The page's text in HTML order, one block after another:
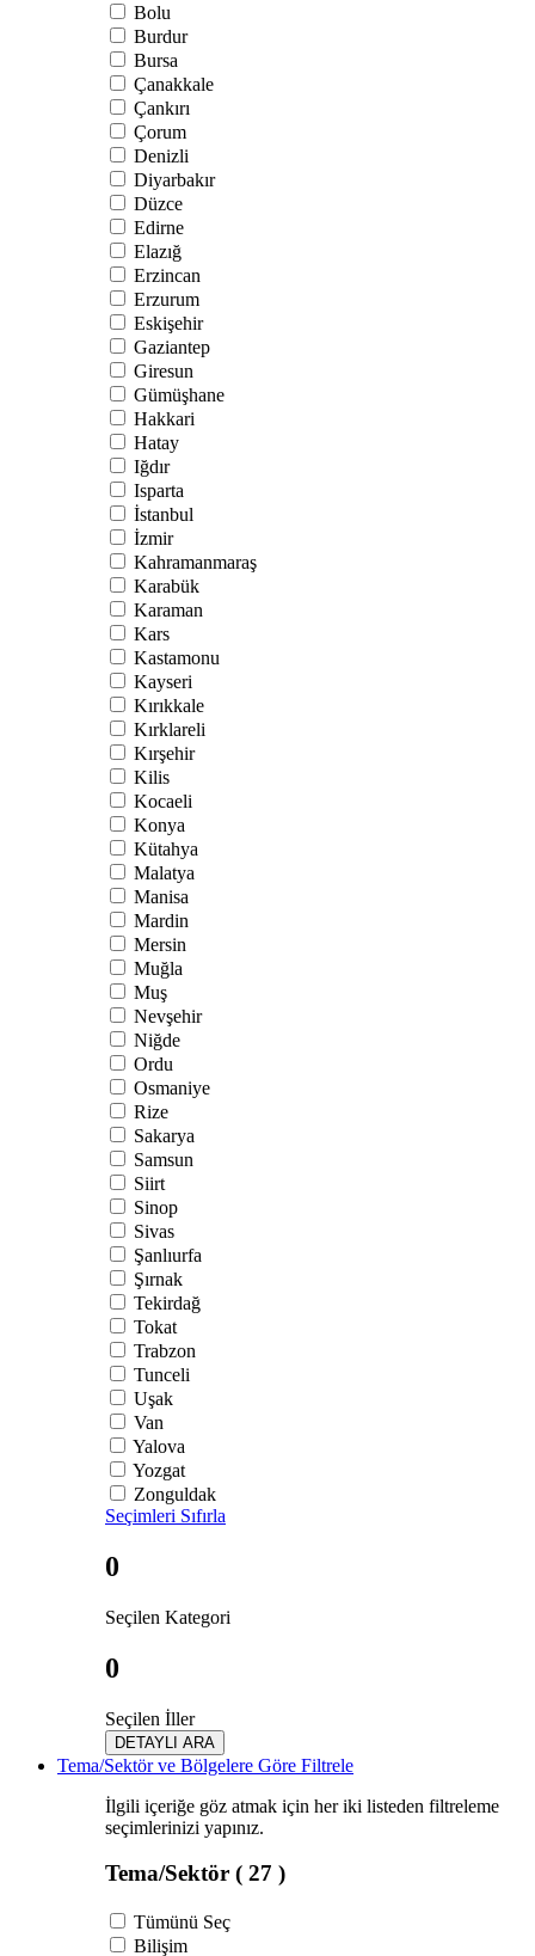
Bolu
Burdur
Bursa
Çanakkale
Çankırı
Çorum
Denizli
Diyarbakır
Düzce
Edirne
Elazığ
Erzincan
Erzurum
Eskişehir
Gaziantep
Giresun
Gümüşhane
Hakkari
Hatay
Iğdır
Isparta
İstanbul
İzmir
Kahramanmaraş
Karabük
Karaman
Kars
Kastamonu
Kayseri
Kırıkkale
Kırklareli
Kırşehir
Kilis
Kocaeli
Konya
Kütahya
Malatya
Manisa
Mardin
Mersin
Muğla
Muş
Nevşehir
Niğde
Ordu
Osmaniye
Rize
Sakarya
Samsun
Siirt
Sinop
Sivas
Şanlıurfa
Şırnak
Tekirdağ
Tokat
Trabzon
Tunceli
Uşak
Van
Yalova
Yozgat
Zonguldak
Seçimleri Sıfırla
0
Seçilen Kategori
0
Seçilen İller
DETAYLI ARA
Tema/Sektör ve Bölgelere Göre Filtrele
İlgili içeriğe göz atmak için her iki listeden filtreleme
seçimlerinizi yapınız.
Tema/Sektör ( 27 )
Tümünü Seç
Bilişim